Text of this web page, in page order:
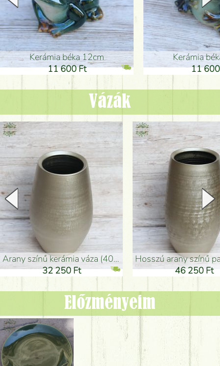
Kerámia béka 12cm
11 600 Ft
Kerámia
11
Vázák
arany színű kerámia váza (40x26cm)
32 250 Ft
hosszú arany színű
46 250 Ft
Előzményeim